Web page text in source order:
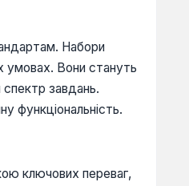
Набори
умовах. Вони стануть
спектр завдань.
функціональність.
ключових переваг,